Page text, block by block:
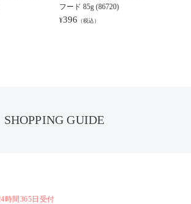
フード 85g (86720)
¥396 （税込）
SHOPPING GUIDE
時間365日受付